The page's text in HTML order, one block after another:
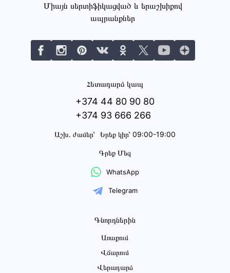
Միայն սերտիֆիկացված և երաշխիքով
ապրանքներ
Հետադարձ կապ
+374 44 80 90 80
+374 93 666 266
Աշխ․ ժամեր՝ Երեք կիր՝ 09:00-19:00
Գրեք Մեզ
WhatsApp
Telegram
Գնորդներին
Առաքում
Վճարում
Վերադարձ